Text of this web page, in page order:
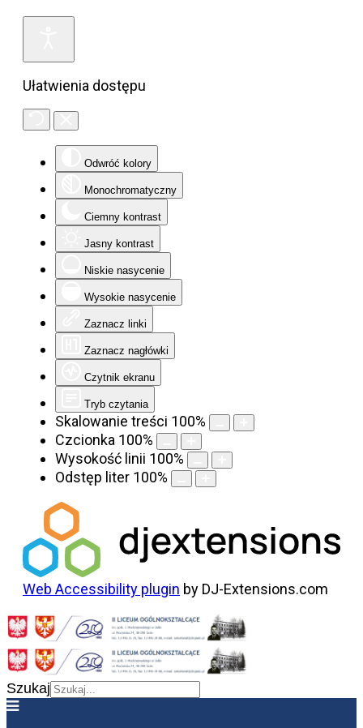
Ułatwienia dostępu
Odwróć kolory
Monochromatyczny
Ciemny kontrast
Jasny kontrast
Niskie nasycenie
Wysokie nasycenie
Zaznacz linki
Zaznacz nagłówki
Czytnik ekranu
Tryb czytania
Skalowanie treści 100%
Czcionka 100%
Wysokość linii 100%
Odstęp liter 100%
Web Accessibility plugin by DJ-Extensions.com
Szukaj